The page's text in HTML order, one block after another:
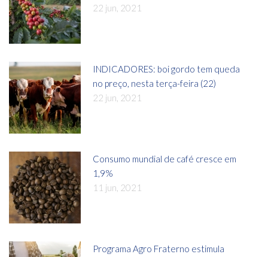
22 jun, 2021
INDICADORES: boi gordo tem queda
no preço, nesta terça-feira (22)
22 jun, 2021
Consumo mundial de café cresce em
1,9%
11 jun, 2021
Programa Agro Fraterno estimula